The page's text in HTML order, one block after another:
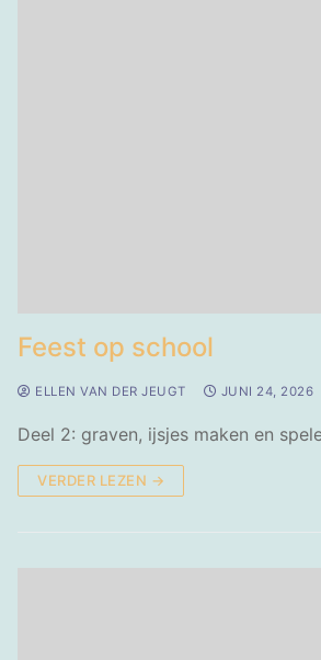
Feest op school
ELLEN VAN DER JEUGT JUNI 24, 2026
Deel 2: graven, ijsjes maken en
VERDER LEZEN →